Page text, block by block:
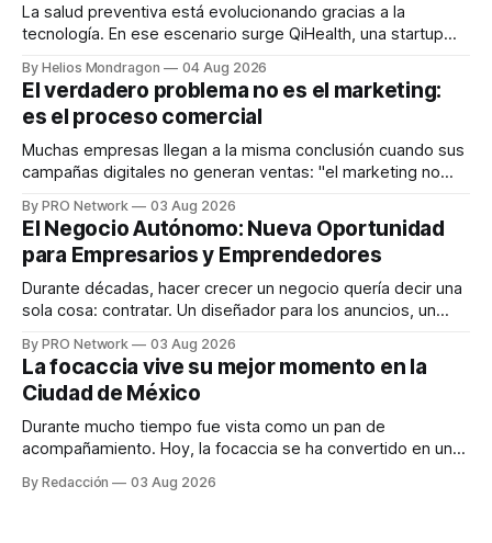
La salud preventiva está evolucionando gracias a la
tecnología. En ese escenario surge QiHealth, una startup
dispositivos inteligentes, inteligencia artificial y monitoreo
en tiempo real para ayudar a las personas a tomar mejores
decisiones sobre su salud metabólica. Su propuesta busca
responder
By Helios Mondragon 04 Aug 2026
El verdadero problema no es el marketing:
es el proceso comercial
Muchas empresas llegan a la misma conclusión cuando sus
campañas digitales no generan ventas: "el marketing no
INTERIUS, el problema suele estar en otro lugar. Durante
una entrevista para el podcast SER PRO, el especialista en
marketing digital explicó que
By PRO Network 03 Aug 2026
El Negocio Autónomo: Nueva Oportunidad
para Empresarios y Emprendedores
Durante décadas, hacer crecer un negocio quería decir una
sola cosa: contratar. Un diseñador para los anuncios, un
para los textos, alguien que supiera de publicidad digital
para encontrar prospectos, un vendedor para atender
llamadas y mensajes, y —con suerte— una persona
By PRO Network 03 Aug 2026
La focaccia vive su mejor momento en la
Ciudad de México
Durante mucho tiempo fue vista como un pan de
acompañamiento. Hoy, la focaccia se ha convertido en uno
artesanal, ingredientes de calidad y experiencias que
By Redacción 03 Aug 2026